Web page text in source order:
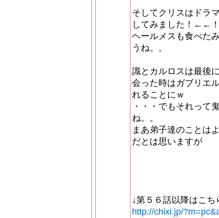
そしてクリスはドラ
してみました！←←
ヘールメスも食べた
うね。。
識とカルロスは最後
会った時はガブリエ
れることにｗ
・・・でもそれって
ね。。
まあ弟子達のことは
だとは思いますが
↓第５６話以降はこち
http://chixi.jp/